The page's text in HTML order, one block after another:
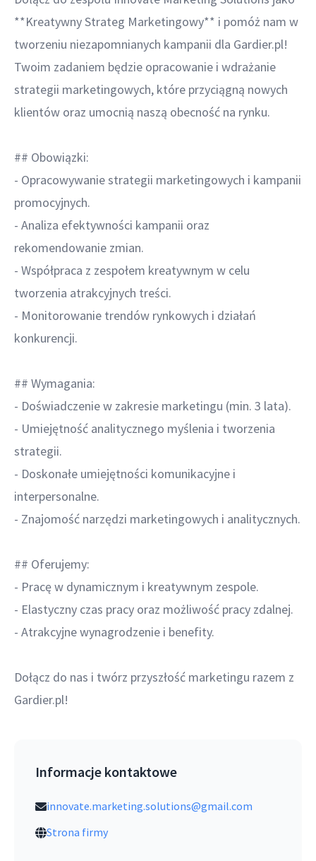
**Kreatywny Strateg Marketingowy** i pomóż nam w
tworzeniu niezapomnianych kampanii dla Gardier.pl!
Twoim zadaniem będzie opracowanie i wdrażanie
strategii marketingowych, które przyciągną nowych
klientów oraz umocnią naszą obecność na rynku.
## Obowiązki:
- Opracowywanie strategii marketingowych i kampanii
promocyjnych.
- Analiza efektywności kampanii oraz
rekomendowanie zmian.
- Współpraca z zespołem kreatywnym w celu
tworzenia atrakcyjnych treści.
- Monitorowanie trendów rynkowych i działań
konkurencji.
## Wymagania:
- Doświadczenie w zakresie marketingu (min. 3 lata).
- Umiejętność analitycznego myślenia i tworzenia
strategii.
- Doskonałe umiejętności komunikacyjne i
interpersonalne.
- Znajomość narzędzi marketingowych i analitycznych.
## Oferujemy:
- Pracę w dynamicznym i kreatywnym zespole.
- Elastyczny czas pracy oraz możliwość pracy zdalnej.
- Atrakcyjne wynagrodzenie i benefity.
Dołącz do nas i twórz przyszłość marketingu razem z
Gardier.pl!
Informacje kontaktowe
innovate.marketing.solutions@gmail.com
Strona firmy